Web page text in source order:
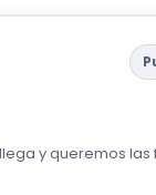
y queremos las